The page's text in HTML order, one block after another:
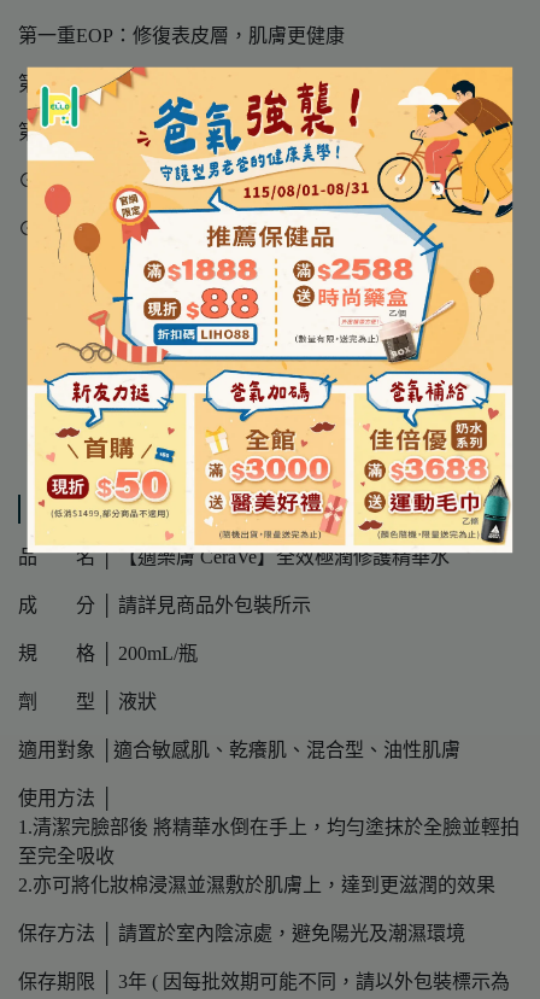
第一重EOP：修復表皮層，肌膚更健康
第二重NP：修復乾燥，肌膚更水潤透亮
第三重AP：幫助角質代謝，促進肌膚平滑、柔嫩!
⊙高修復菸鹼醯胺，舒緩敏感不適，改善暗沉瑕疵
⊙絕佳親膚玻尿酸讓肌膚高密集補水
規格說明
品 名 │ 【適樂膚 CeraVe】全效極潤修護精華水
成 分 │ 請詳見商品外包裝所示
規 格 │ 200mL/瓶
劑 型 │ 液狀
適用對象 │適合敏感肌、乾癢肌、混合型、油性肌膚
使用方法 │
1.清潔完臉部後 將精華水倒在手上，均勻塗抹於全臉並輕拍
至完全吸收
2.亦可將化妝棉浸濕並濕敷於肌膚上，達到更滋潤的效果
保存方法 │ 請置於室內陰涼處，避免陽光及潮濕環境
保存期限 │ 3年 ( 因每批效期可能不同，請以外包裝標示為